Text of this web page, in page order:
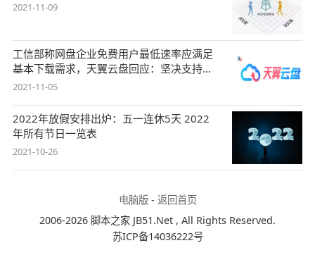
2021-11-09
工信部称网盘企业免费用户最低速率应满足
基本下载需求，天翼云盘回应：坚决支持，
始终
2021-11-05
2022年放假安排出炉：五一连休5天 2022
年所有节日一览表
2021-10-26
电脑版- 返回首页
2006-2026 脚本之家 JB51.Net , All Rights Reserved.
苏ICP备14036222号